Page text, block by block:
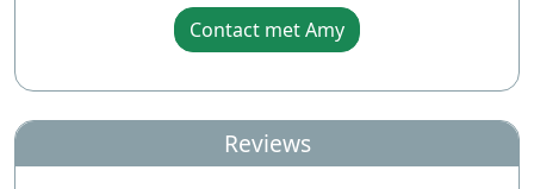
Contact met Amy
Reviews